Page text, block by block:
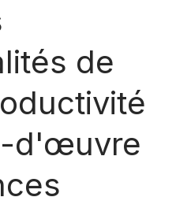
de
d'œuvre